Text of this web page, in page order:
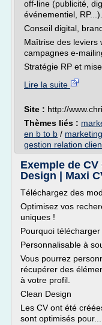
off-line (publicité,
événementiel, RP...).
Conseil digital,
Maîtrise des leviers
campagnes e-
Stratégie RP et mise
Lire la suite
Site : http://
Thèmes liés :
en b to b /
gestion relation
Exemple de
Design | Maxi
Téléchargez des
Optimisez vos
uniques !
Pourquoi
Personnalisable à
Vous pourrez
récupérer des
à votre profil.
Clean Design
Les CV ont été
sont optimisés pour...